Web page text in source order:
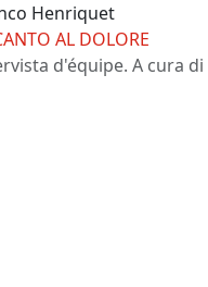
Henriquet
AL DOLORE
d'équipe. A cura